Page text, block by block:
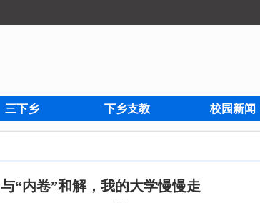
三下乡 下乡支教 校园新闻
与“内卷”和解，我的大学慢慢走